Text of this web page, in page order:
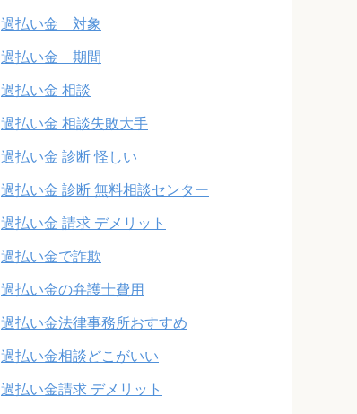
過払い金 対象
過払い金 期間
過払い金 相談
過払い金 相談失敗大手
過払い金 診断 怪しい
過払い金 診断 無料相談センター
過払い金 請求 デメリット
過払い金で詐欺
過払い金の弁護士費用
過払い金法律事務所おすすめ
過払い金相談どこがいい
過払い金請求 デメリット